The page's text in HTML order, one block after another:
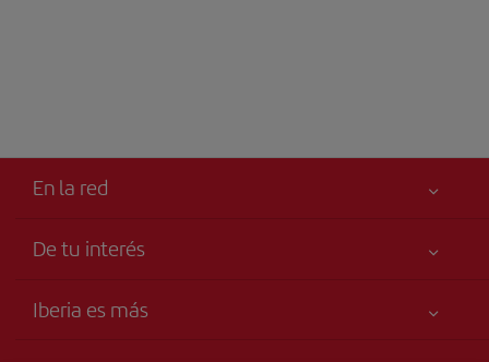
En la red
De tu interés
Tu seguridad es lo primero
Iberia es más